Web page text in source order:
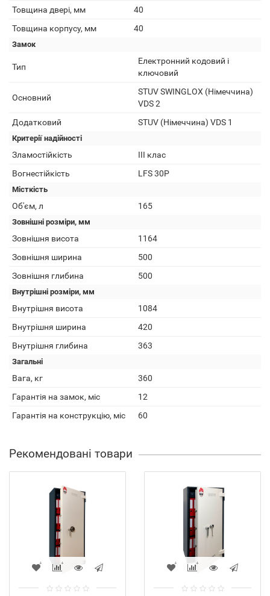
Товщина двері, мм
40
Товщина корпусу, мм
40
Замок
Тип
Електронний кодовий і
ключовий
Основний
STUV SWINGLOX (Німеччина)
VDS 2
Додатковий
STUV (Німеччина) VDS 1
Критерії надійності
Зламостійкість
III клас
Вогнестійкість
LFS 30P
Місткість
Об'єм, л 165
Зовнішні розміри, мм
Зовнішня висота
1164
Зовнішня ширина
500
Зовнішня глибина
500
Внутрішні розміри, мм
Внутрішня висота
1084
Внутрішня ширина
420
Внутрішня глибина
363
Загальні
Вага, кг
360
Гарантія на замок, міс
12
Гарантія на конструкцію, міс
60
Рекомендовані товари